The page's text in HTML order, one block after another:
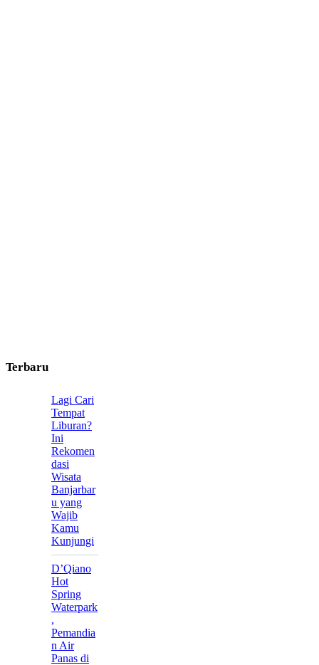
Terbaru
Lagi Cari
Tempat
Liburan?
Ini
Rekomen
dasi
Wisata
Banjarbar
u yang
Wajib
Kamu
Kunjungi
D’Qiano
Hot
Spring
Waterpark
,
Pemandia
n Air
Panas di